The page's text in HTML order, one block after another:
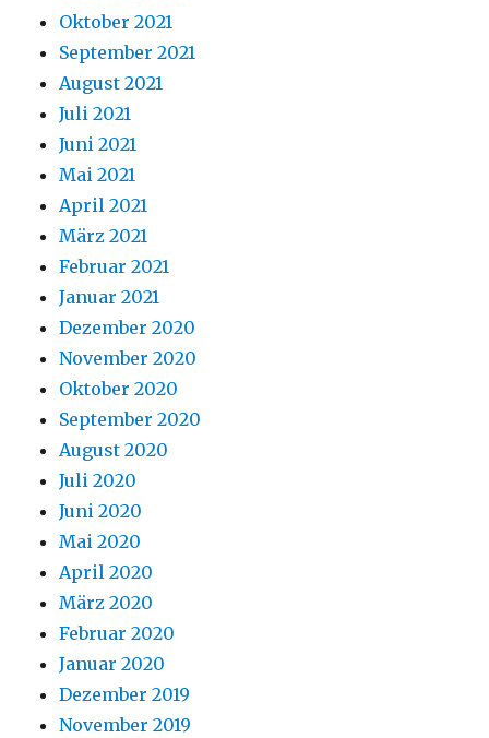
Oktober 2021
September 2021
August 2021
Juli 2021
Juni 2021
Mai 2021
April 2021
März 2021
Februar 2021
Januar 2021
Dezember 2020
November 2020
Oktober 2020
September 2020
August 2020
Juli 2020
Juni 2020
Mai 2020
April 2020
März 2020
Februar 2020
Januar 2020
Dezember 2019
November 2019